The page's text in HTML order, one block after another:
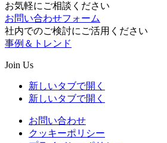
お気軽にご相談ください
お問い合わせフォーム
社内でのご検討にご活用ください
事例＆トレンド
Join Us
新しいタブで開く
新しいタブで開く
お問い合わせ
クッキーポリシー